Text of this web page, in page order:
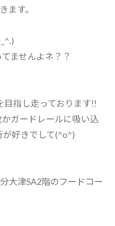
ます。
ませんよネ？？
目指し走っております!!
ガードレールに吸い込
が好きでして(^o^)
大津SA2階のフードコー